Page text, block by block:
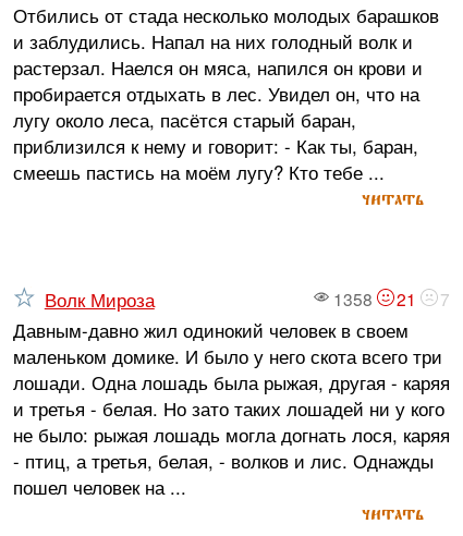
Отбились от стада несколько молодых барашков
и заблудились. Напал на них голодный волк и
растерзал. Наелся он мяса, напился он крови и
пробирается отдыхать в лес. Увидел он, что на
лугу около леса, пасётся старый баран,
приблизился к нему и говорит: - Как ты, баран,
смеешь пастись на моём лугу? Кто тебе ...
читать
1358 21 7
Волк Мироза
Давным-давно жил одинокий человек в своем
маленьком домике. И было у него скота всего три
лошади. Одна лошадь была рыжая, другая - каряя
и третья - белая. Но зато таких лошадей ни у кого
не было: рыжая лошадь могла догнать лося, каряя
- птиц, а третья, белая, - волков и лис. Однажды
пошел человек на ...
читать